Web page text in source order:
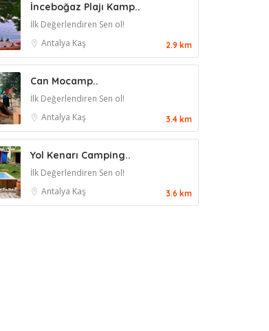
İnceboğaz Plajı Kamp..
İlk Değerlendiren Sen ol!
Antalya Kaş 2.9 km
Can Mocamp..
İlk Değerlendiren Sen ol!
Antalya Kaş 3.4 km
Yol Kenarı Camping..
İlk Değerlendiren Sen ol!
Antalya Kaş 3.6 km